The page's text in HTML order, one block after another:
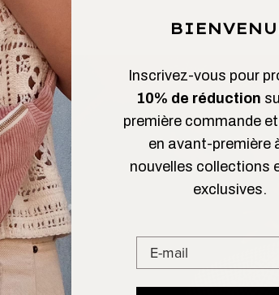
Inscrivez-vous pour
10% de réduction
première commande
en avant-première
nouvelles collections
exclusives.